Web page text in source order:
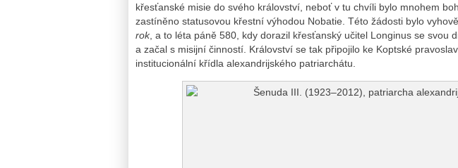
křesťanské misie do svého království, neboť v tu chvíli bylo mnohem
zastíněno statusovou křestní výhodou Nobatie. Této žádosti bylo
rok, a to léta páně 580, kdy dorazil křesťanský učitel Longinus se svou
a začal s misijní činností. Království se tak připojilo ke Koptské
institucionální křídla alexandrijského patriarchátu.